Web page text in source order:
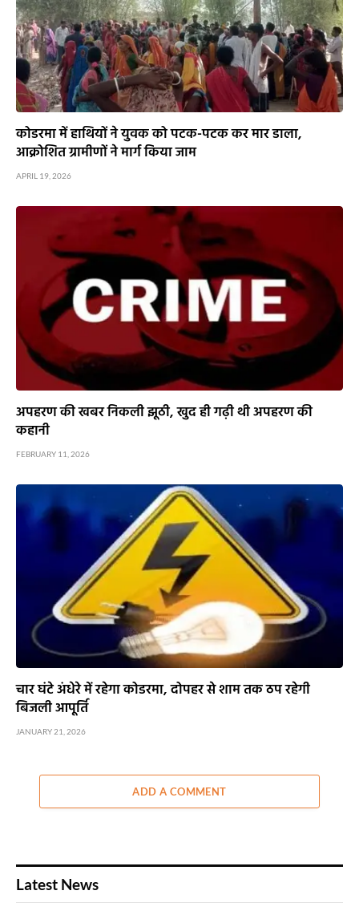
कोडरमा में हाथियों ने युवक को पटक-पटक कर मार डाला,
आक्रोशित ग्रामीणों ने मार्ग किया जाम
APRIL 19, 2026
अपहरण की खबर निकली झूठी, खुद ही गढ़ी थी अपहरण की
कहानी
FEBRUARY 11, 2026
चार घंटे अंधेरे में रहेगा कोडरमा, दोपहर से शाम तक ठप रहेगी
बिजली आपूर्ति
JANUARY 21, 2026
ADD A COMMENT
Latest News